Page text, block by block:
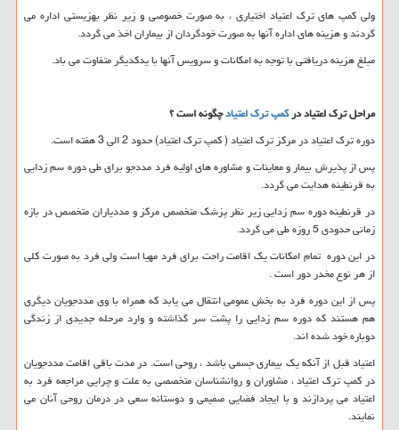
ولی کمپ های ترک اعتیاد اختیاری ، به صورت خصوصی و زیر نظر بهزیستی اداره می
گردند و هزینه های اداره آنها به صورت خودگردان از بیماران اخذ می گردد.
مبلغ هزینه دریافتی با توجه به امکانات و سرویس آنها با یدکدیگر متفاوت می باد.
مراحل ترک اعتیاد درکمپ ترک اعتیادچگونه است ؟
دوره ترک اعتیاد در مرکز ترک اعتیاد ( کمپ ترک اعتیاد) حدود 2 الی 3 هفته است.
پس از پذیرش بیمار و معاینات و مشاوره های اولیه فرد مددجو برای طی دوره سم زدایی
به قرنطینه هدایت می گردد.
در قرنطینه دوره سم زدایی زیر نظر پزشک متخصص مرکز و مددیاران متخصص در بازه
زمانی حدودی 5 روزه طی می گردد.
در این دوره تمام امکانات یک اقامت راحت برای فرد مهیا است ولی فرد به صورت کلی
از هر نوع مخدر دور است .
پس از این دوره فرد به بخش عمومی انتقال می یابد که همراه با وی مددجویان دیگری
هم هستند که دوره سم زدایی را پشت سر گذاشته و وارد مرحله جدیدی از زندگی
دوباره خود شده اند.
اعتیاد قبل از آنکه یک بیماری جسمی باشد ، روحی است. در مدت باقی اقامت مددجویان
در کمپ ترک اعتیاد ، مشاوران و روانشناسان متخصصی به علت و چرایی مراجعه فرد به
اعتیاد می پردازند و با ایجاد فضایی صمیمی و دوستانه سعی در درمان روحی آنان می
نمایند.